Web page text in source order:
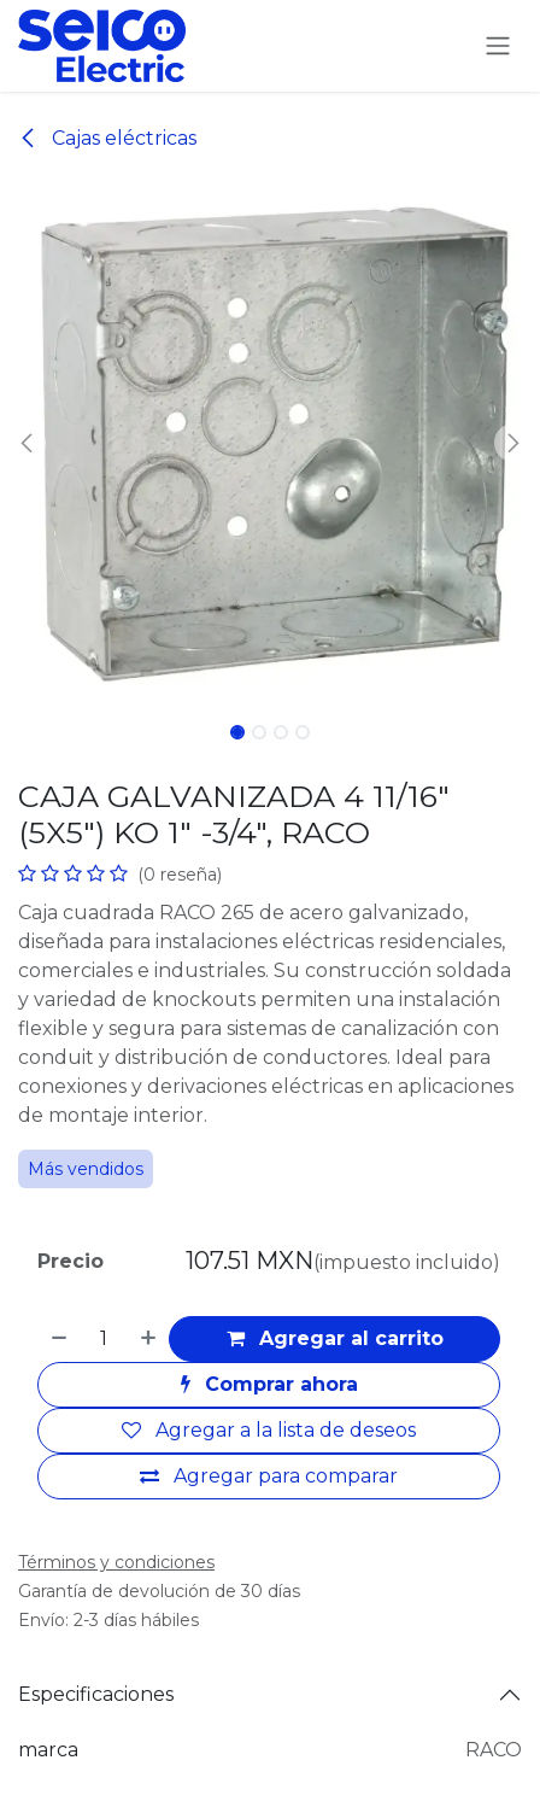
Ir al contenido
Cajas eléctricas
CAJA GALVANIZADA 4 11/16"
(5X5") KO 1" -3/4", RACO
(0 reseña)
Caja cuadrada RACO 265 de acero galvanizado,
diseñada para instalaciones eléctricas residenciales,
comerciales e industriales. Su construcción soldada
y variedad de knockouts permiten una instalación
flexible y segura para sistemas de canalización con
conduit y distribución de conductores. Ideal para
conexiones y derivaciones eléctricas en aplicaciones
de montaje interior.
Más vendidos
Agregar al carrito
Comprar ahora
Agregar para comparar
Agregar a la lista de deseos
Precio 107.51 MXN(impuesto incluido)
Términos y condiciones
Garantía de devolución de 30 días
Envío: 2-3 días hábiles
Especificaciones
marca RACO